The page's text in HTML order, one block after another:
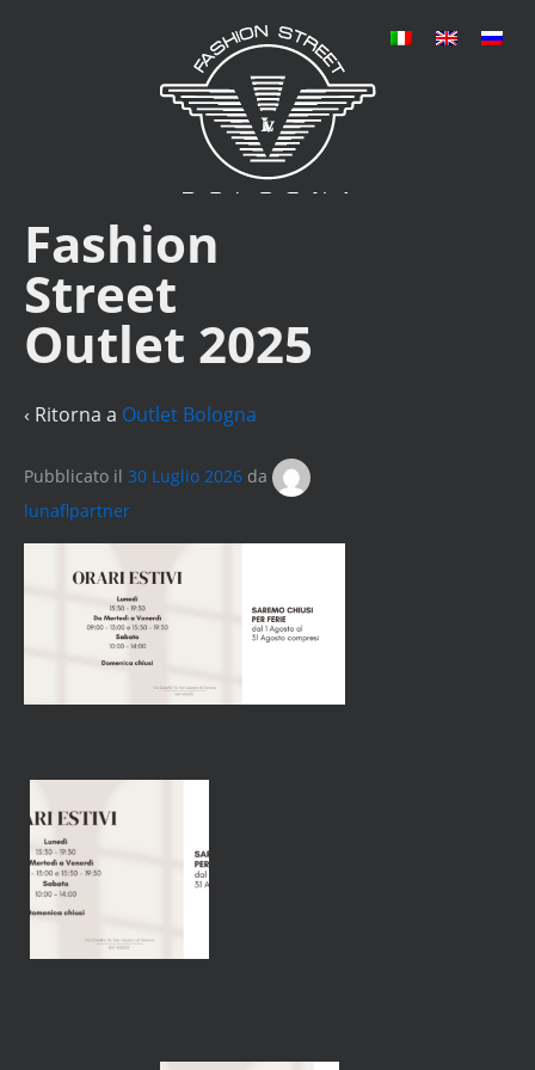
Fashion
Street
Outlet 2025
‹ Ritorna a Outlet Bologna
Pubblicato il 30 Luglio 2026 da
lunaflpartner